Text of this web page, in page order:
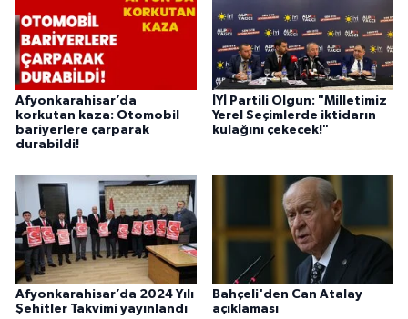
Afyonkarahisar’da
korkutan kaza: Otomobil
bariyerlere çarparak
durabildi!
İYİ Partili Olgun: "Milletimiz
Yerel Seçimlerde iktidarın
kulağını çekecek!"
Afyonkarahisar’da 2024 Yılı
Şehitler Takvimi yayınlandı
Bahçeli'den Can Atalay
açıklaması